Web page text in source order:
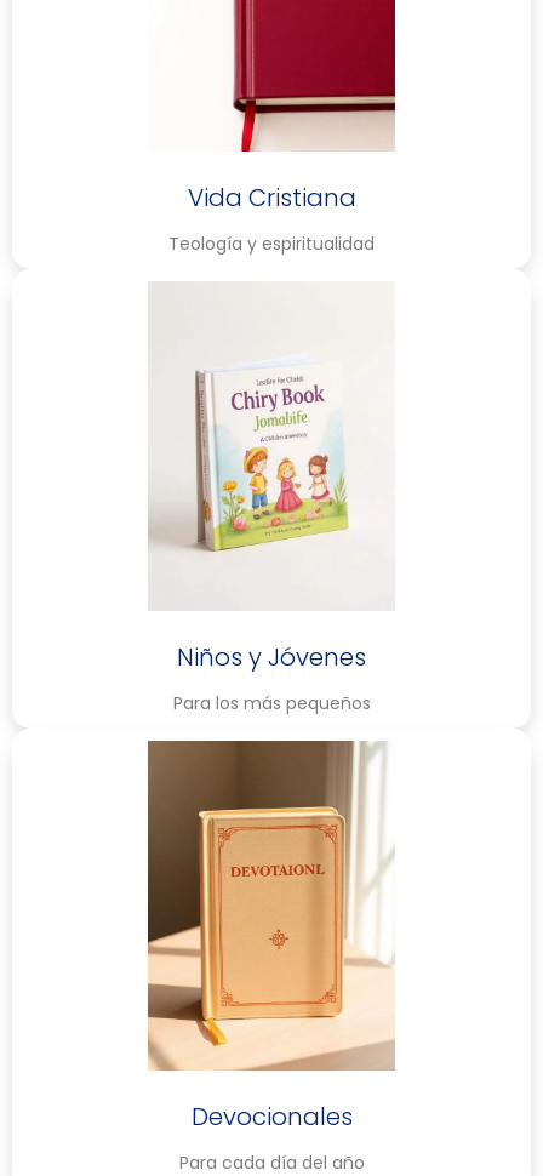
Vida Cristiana
Teología y espiritualidad
Niños y Jóvenes
Para los más pequeños
Devocionales
Para cada día del año